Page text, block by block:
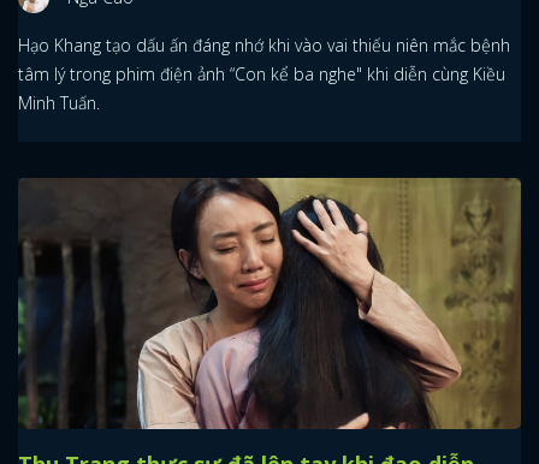
Hạo Khang tạo dấu ấn đáng nhớ khi vào vai thiếu niên mắc bệnh
tâm lý trong phim điện ảnh “Con kể ba nghe" khi diễn cùng Kiều
Minh Tuấn.